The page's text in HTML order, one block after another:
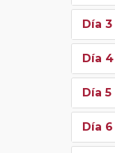
Día 3
Día 4
Día 5
Día 6